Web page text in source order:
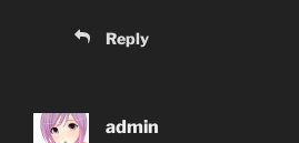
Reply
admin